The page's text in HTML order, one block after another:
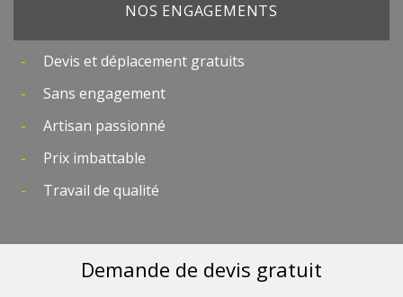
NOS ENGAGEMENTS
Devis et déplacement gratuits
Sans engagement
Artisan passionné
Prix imbattable
Travail de qualité
Demande de devis gratuit